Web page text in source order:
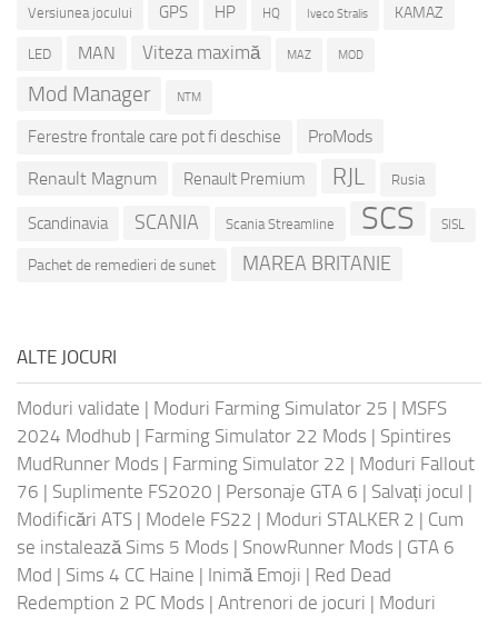
Versiunea jocului GPS HP HQ Iveco Stralis KAMAZ
LED MAN Viteza maximă MAZ MOD
Mod Manager NTM
Ferestre frontale care pot fi deschise
ProMods
Renault Magnum
Renault Premium RJL Rusia
Scandinavia SCANIA Scania Streamline SCS SISL
Pachet de remedieri de sunet MAREA BRITANIE
ALTE JOCURI
Moduri validate | Moduri Farming Simulator 25 | MSFS
2024 Modhub | Farming Simulator 22 Mods | Spintires
MudRunner Mods | Farming Simulator 22 | Moduri Fallout
76 | Suplimente FS2020 | Personaje GTA 6 | Salvați jocul |
Modificări ATS | Modele FS22 | Moduri STALKER 2 | Cum
se instalează Sims 5 Mods | SnowRunner Mods | GTA 6
Mod | Sims 4 CC Haine | Inimă Emoji | Red Dead
Redemption 2 PC Mods | Antrenori de jocuri | Moduri